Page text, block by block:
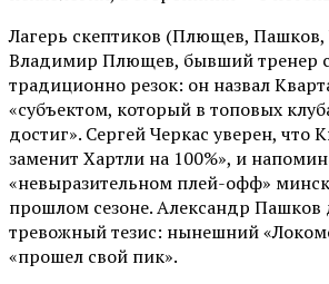
Лагерь скептиков (Плющев, Пашков,
Владимир Плющев, бывший тренер
традиционно резок: он назвал
«субъектом, который в топовых
достиг». Сергей Черкас уверен, что
заменит Хартли на 100%», и
«невыразительном плей-офф»
прошлом сезоне. Александр Пашков
тревожный тезис: нынешний
«прошел свой пик».